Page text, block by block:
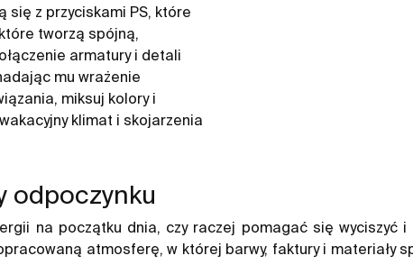
się z przyciskami PS, które
tworzą spójną,
armatury i detali
mu wrażenie
miksuj kolory i
klimat i skojarzenia
odpoczynku
na początku dnia, czy raczej pomagać się wyciszyć
atmosferę, w której barwy, faktury i materiały